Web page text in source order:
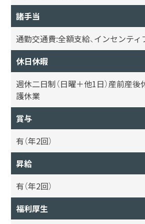
諸手当
通勤交通費:全額支給、インセンティ
休日休暇
週休二日制（日曜＋他1日）産前産後
護休業
賞与
有（年2回）
昇給
有（年2回）
福利厚生